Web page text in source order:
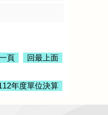
頁 回最上面
年度單位決算